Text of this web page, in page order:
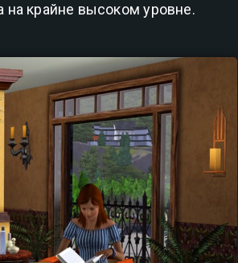
на крайне высоком уровне.